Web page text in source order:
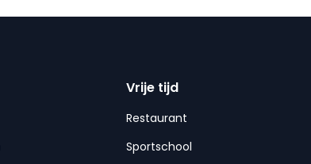
Vrije tijd
Restaurant
Sportschool